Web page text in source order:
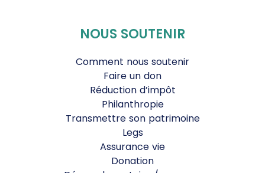
NOUS SOUTENIR
Comment nous soutenir
Faire un don
Réduction d’impôt
Philanthropie
Transmettre son patrimoine
Legs
Assurance vie
Donation